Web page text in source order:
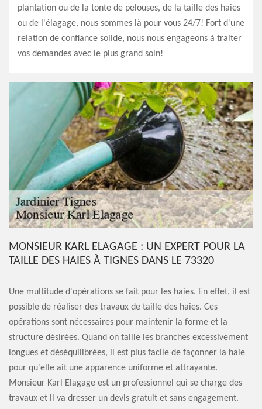
plantation ou de la tonte de pelouses, de la taille des haies
ou de l'élagage, nous sommes là pour vous 24/7! Fort d'une
relation de confiance solide, nous nous engageons à traiter
vos demandes avec le plus grand soin!
MONSIEUR KARL ELAGAGE : UN EXPERT POUR LA
TAILLE DES HAIES À TIGNES DANS LE 73320
Une multitude d'opérations se fait pour les haies. En effet, il est
possible de réaliser des travaux de taille des haies. Ces
opérations sont nécessaires pour maintenir la forme et la
structure désirées. Quand on taille les branches excessivement
longues et déséquilibrées, il est plus facile de façonner la haie
pour qu'elle ait une apparence uniforme et attrayante.
Monsieur Karl Elagage est un professionnel qui se charge des
travaux et il va dresser un devis gratuit et sans engagement.